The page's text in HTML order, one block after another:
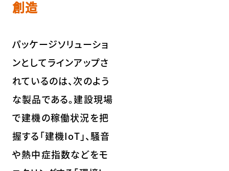
創造
パッケージソリューショ
ンとしてラインアップさ
れているのは、次のよう
な製品である。建設現場
で建機の稼働状況を把
握する「建機IoT」、騒音
や熱中症指数などをモ